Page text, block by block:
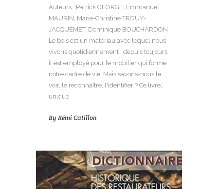
Auteurs : Patrick GEORGE, Emmanuel
MAURIN, Marie-Christine TROUY-
JACQUEMET, Dominique BOUCHARDON
Le bois est un matériau avec lequel nous
vivons quotidiennement ; depuis toujours
il est employé pour le mobilier qui forme
notre cadre de vie. Mais savons-nous le
voir, le reconnaître, l'identifier ? Ce livre,
unique
By Rémi Catillon